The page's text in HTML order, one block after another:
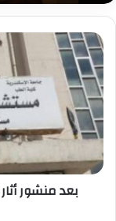
بعد
منشور
أثار
عاصفة
من
الجدل..
القبض
على
طبيبة
الشاطبيبعد منشور